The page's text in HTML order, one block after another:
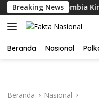
Langsung
ke
konten
Breaking NewsKolombia Kini
Beranda Nasional
Beranda Nasional